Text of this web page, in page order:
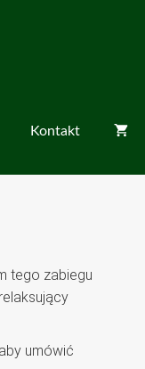
Kontakt
tego zabiegu
umówić